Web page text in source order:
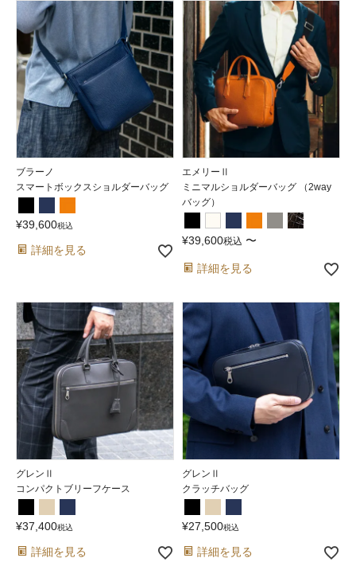
ブラーノ
スマートボックスショルダーバッグ
¥39,600税込
詳細を見る
エメリーⅡ
ミニマルショルダーバッグ （2way
バッグ）
¥39,600税込 〜
詳細を見る
グレンⅡ
コンパクトブリーフケース
¥37,400税込
詳細を見る
グレンⅡ
クラッチバッグ
¥27,500税込
詳細を見る